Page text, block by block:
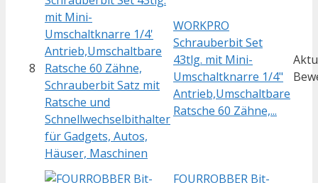
8
WORKPRO
Schrauberbit Set
43tlg. mit Mini-
Umschaltknarre 1/4"
Antrieb,Umschaltbare
Ratsche 60 Zähne,...
FOURROBBER Bit-